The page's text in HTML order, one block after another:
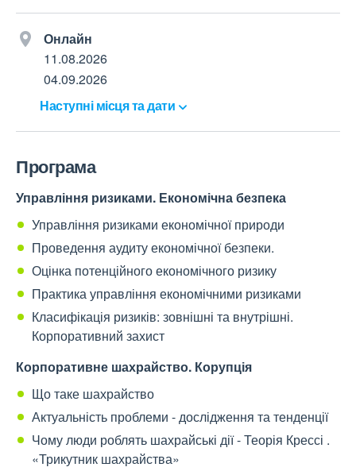
Онлайн
11.08.2026
04.09.2026
Наступні місця тадати
Програма
Управління ризиками. Економічна безпека
Управління ризиками економічної природи
Проведення аудиту економічної безпеки.
Оцінка потенційного економічного ризику
Практика управління економічними ризиками
Класифікація ризиків: зовнішні та внутрішні.
Корпоративний захист
Корпоративне шахрайство. Корупція
Що таке шахрайство
Актуальність проблеми - дослідження та тенденції
Чому люди роблять шахрайські дії - Теорія Крессі .
«Трикутник шахрайства»